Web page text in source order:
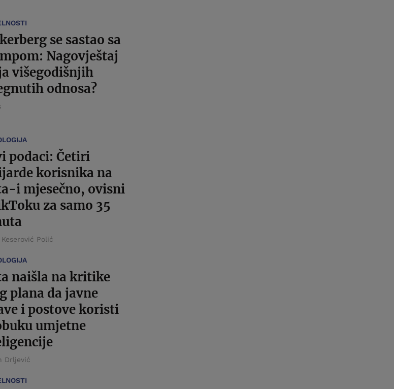
se sastao sa
Nagovještaj
višegodišnjih
odnosa?
podaci: Četiri
korisnika na
i mjesečno, ovisni
za samo 35
Polić
naišla na kritike
plana da javne
i postove koristi
umjetne
Drljević